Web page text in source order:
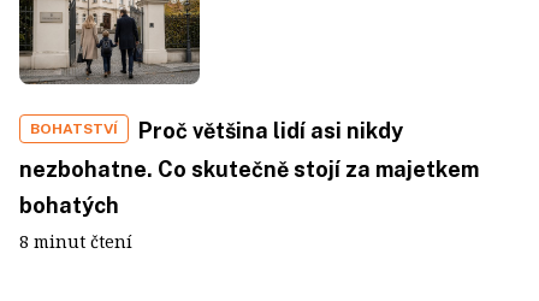
BOHATSTVÍ
Proč většina lidí asi nikdy
nezbohatne. Co skutečně stojí za majetkem
bohatých
8 minut čtení